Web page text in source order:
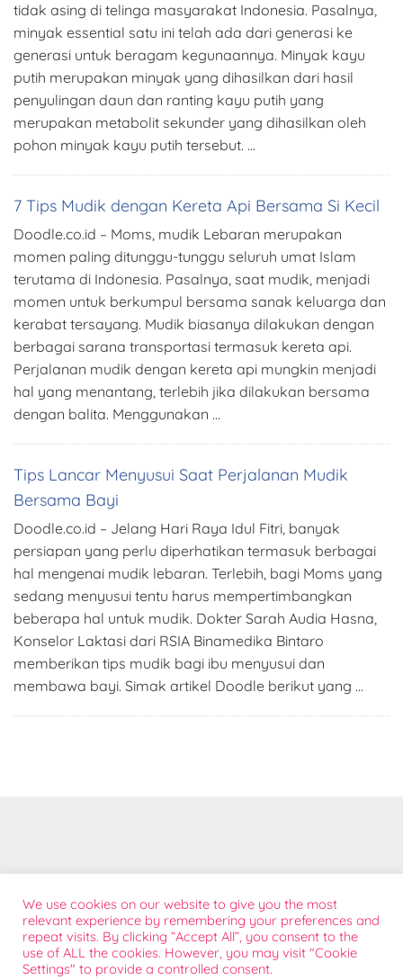
tidak asing di telinga masyarakat Indonesia. Pasalnya,
minyak essential satu ini telah ada dari generasi ke
generasi untuk beragam kegunaannya. Minyak kayu
putih merupakan minyak yang dihasilkan dari hasil
penyulingan daun dan ranting kayu putih yang
merupakan metabolit sekunder yang dihasilkan oleh
pohon minyak kayu putih tersebut. …
7 Tips Mudik dengan Kereta Api Bersama Si Kecil
Doodle.co.id – Moms, mudik Lebaran merupakan
momen paling ditunggu-tunggu seluruh umat Islam
terutama di Indonesia. Pasalnya, saat mudik, menjadi
momen untuk berkumpul bersama sanak keluarga dan
kerabat tersayang. Mudik biasanya dilakukan dengan
berbagai sarana transportasi termasuk kereta api.
Perjalanan mudik dengan kereta api mungkin menjadi
hal yang menantang, terlebih jika dilakukan bersama
dengan balita. Menggunakan …
Tips Lancar Menyusui Saat Perjalanan Mudik
Bersama Bayi
Doodle.co.id – Jelang Hari Raya Idul Fitri, banyak
persiapan yang perlu diperhatikan termasuk berbagai
hal mengenai mudik lebaran. Terlebih, bagi Moms yang
sedang menyusui tentu harus mempertimbangkan
beberapa hal untuk mudik. Dokter Sarah Audia Hasna,
Konselor Laktasi dari RSIA Binamedika Bintaro
memberikan tips mudik bagi ibu menyusui dan
membawa bayi. Simak artikel Doodle berikut yang …
Bantuan Konsumen
Kontak Sales
Sponsorship
We use cookies on our website to give you the most
relevant experience by remembering your preferences and
repeat visits. By clicking “Accept All”, you consent to the
use of ALL the cookies. However, you may visit "Cookie
Settings" to provide a controlled consent.